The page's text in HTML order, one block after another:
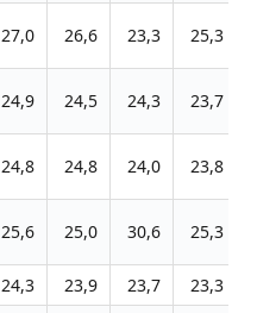
27,0 26,6 23,3 25,3
24,9 24,5 24,3 23,7
24,8 24,8 24,0 23,8
25,6 25,0 30,6 25,3
24,3 23,9 23,7 23,3